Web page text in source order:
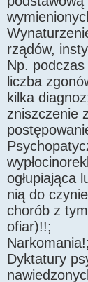
rządów,
Np.
liczba
kilka
zniszczenie
ogłupiająca
nią do
chorób z
ofiar)!!;
Narkomania!;
Dyktatury